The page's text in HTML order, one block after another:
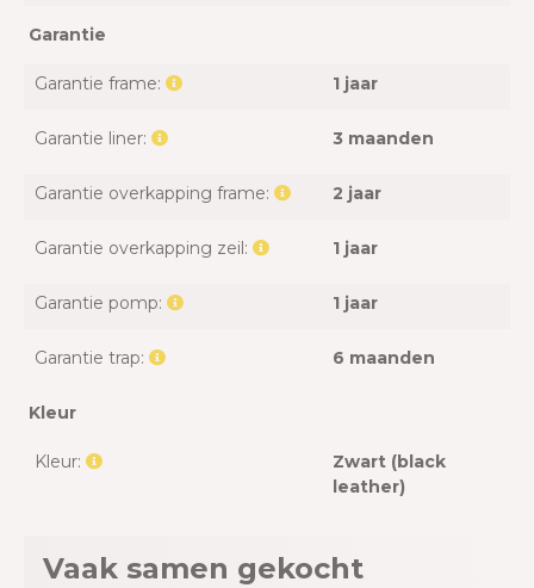
Garantie
Garantie frame: 1 jaar
Garantie liner: 3 maanden
Garantie overkapping frame: 2 jaar
Garantie overkapping zeil: 1 jaar
Garantie pomp: 1 jaar
Garantie trap: 6 maanden
Kleur
Kleur:
Zwart (black
leather)
Vaak samen gekocht